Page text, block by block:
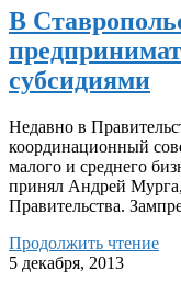
В
субсидиями
Недавно в
координационный
малого и среднего
принял Андрей Мурга,
Правительства.
Продолжить чтение
5 декабря, 2013